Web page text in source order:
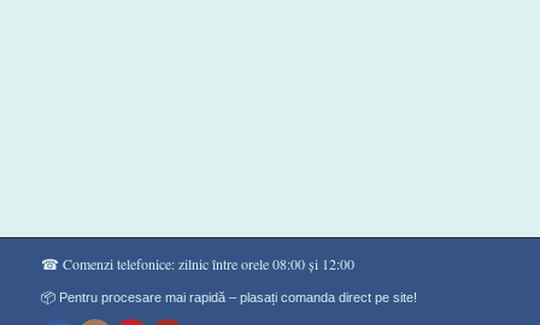
☎ Comenzi telefonice: zilnic între orele 08:00 și 12:00
📦 Pentru procesare mai rapidă – plasați comanda direct pe site!